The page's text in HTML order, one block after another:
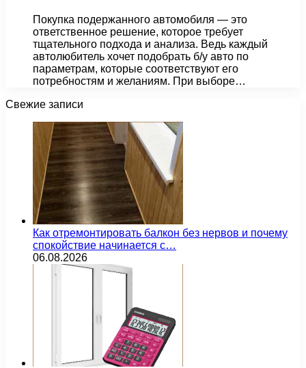
Покупка подержанного автомобиля — это
ответственное решение, которое требует
тщательного подхода и анализа. Ведь каждый
автолюбитель хочет подобрать б/у авто по
параметрам, которые соответствуют его
потребностям и желаниям. При выборе…
Свежие записи
Как отремонтировать балкон без нервов и почему
спокойствие начинается с…
06.08.2026